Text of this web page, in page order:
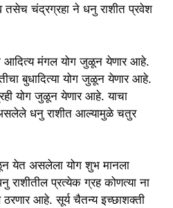
तसेच चंद्रग्रहा ने धनु राशीत प्रवेश
आदित्य मंगल योग जुळून येणार आहे.
बुधादित्या योग जुळून येणार आहे.
योग जुळून येणार आहे. याचा
धनु राशीत आल्यामुळे चतुर
येत असलेला योग शुभ मानला
राशीतील प्रत्येक ग्रह कोणत्या ना
ठरणार आहे. सूर्य चैतन्य इच्छाशक्ती